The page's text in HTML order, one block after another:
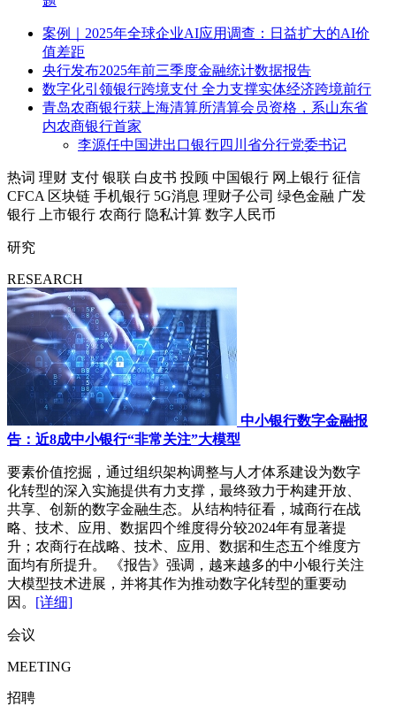
案例｜2025年全球企业AI应用调查：日益扩大的AI价
值差距
央行发布2025年前三季度金融统计数据报告
数字化引领银行跨境支付 全力支撑实体经济跨境前行
青岛农商银行获上海清算所清算会员资格，系山东省
内农商银行首家
李源任中国进出口银行四川省分行党委书记
热词 理财 支付 银联 白皮书 投顾 中国银行 网上银行 征信
CFCA 区块链 手机银行 5G消息 理财子公司 绿色金融 广发
银行
上市银行 农商行 隐私计算 数字人民币
研究
RESEARCH
中小银行数字金融报
告：近8成中小银行“非常关注”大模型
要素价值挖掘，通过组织架构调整与人才体系建设为数字
化转型的深入实施提供有力支撑，最终致力于构建开放、
共享、创新的数字金融生态。从结构特征看，城商行在战
略、技术、应用、数据四个维度得分较2024年有显著提
升；农商行在战略、技术、应用、数据和生态五个维度方
面均有所提升。 《报告》强调，越来越多的中小银行关注
大模型技术进展，并将其作为推动数字化转型的重要动
因。 [详细]
会议
MEETING
招聘